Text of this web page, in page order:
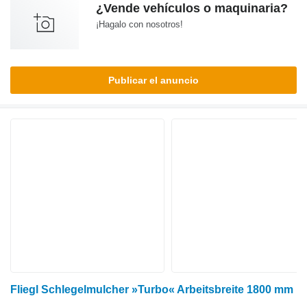
¿Vende vehículos o maquinaria?
¡Hagalo con nosotros!
Publicar el anuncio
Fliegl Schlegelmulcher »Turbo« Arbeitsbreite 1800 mm